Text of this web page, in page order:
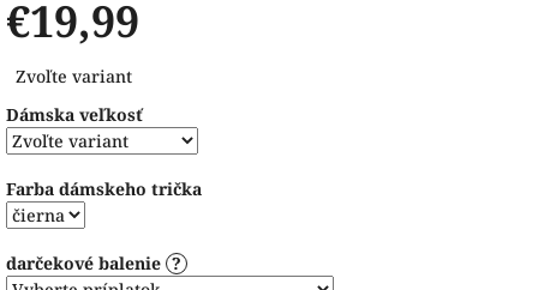
€19,99
cena:
Zvoľte variant
Dámska veľkosť
Farba dámskeho trička
darčekové balenie ?